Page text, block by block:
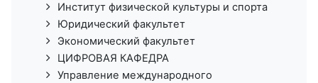
Институт физической культуры и спорта
Юридический факультет
Экономический факультет
ЦИФРОВАЯ КАФЕДРА
Управление международного